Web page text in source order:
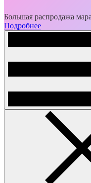
Большая распродажа
Подробнее